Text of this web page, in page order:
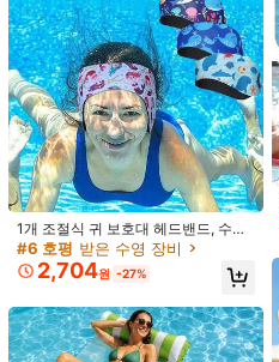
10/20/30개 여성용 투명 니플 커버,
탑, 드레스, 비키니에 적합한 노출 방
지
1,460원 -27%
1개 조절식 귀 보호대 헤드밴드, 수영,
목욕, 수상 스포츠, 피트니스, 다이빙
에 적합, 남녀 색상 시리즈 제공, 해변
필수품, 해변 액세서리, 풀 플로트
#6 호평 받은 수영 장비
2,704원 -27%